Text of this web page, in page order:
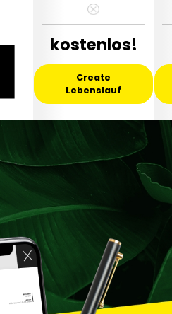
kostenlos!
Create
Lebenslauf